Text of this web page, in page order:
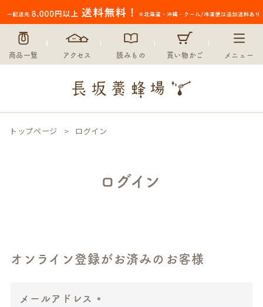
商品一覧 アクセス 読みもの 買い物かご メニュー
トップページ ログイン
ログイン
オンライン登録がお済みのお客様
メールアドレス